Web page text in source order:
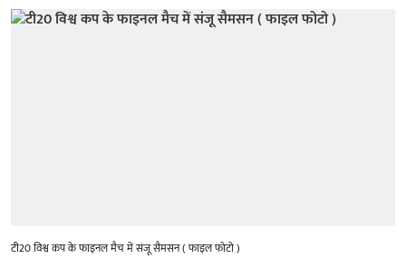
टी20 विश्व कप के फाइनल मैच में संजू सैमसन ( फाइल फोटो )